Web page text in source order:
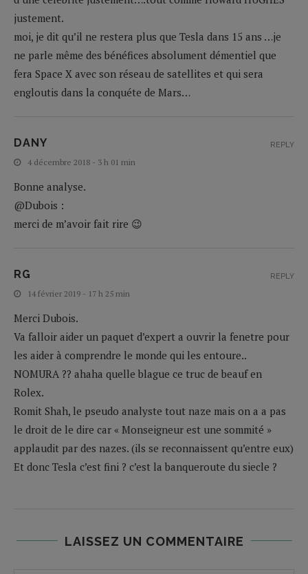
justement.
moi, je dit qu’il ne restera plus que Tesla dans 15 ans …je
ne parle même des bénéfices absolument démentiel que
fera Space X avec son réseau de satellites et qui sera
engloutis dans la conquéte de Mars…
DANY
4 décembre 2018 - 3 h 01 min
Bonne analyse.
@Dubois :
merci de m’avoir fait rire 😉
REPLY
RG
14 février 2019 - 17 h 25 min
Merci Dubois.
Va falloir aider un paquet d’expert a ouvrir la fenetre pour
les aider à comprendre le monde qui les entoure..
NOMURA ?? ahaha quelle blague ce truc de beauf en
Rolex.
Romit Shah, le pseudo analyste tout naze mais on a a pas
le droit de le dire car « Monseigneur est une sommité »
applaudit par des nazes. (ils se reconnaissent qu’entre eux)
Et donc Tesla c’est fini ? c’est la banqueroute du siecle ?
REPLY
LAISSEZ UN COMMENTAIRE